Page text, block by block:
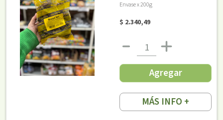
Envase x 200g
$ 2.340,49
Agregar
MÁS INFO +